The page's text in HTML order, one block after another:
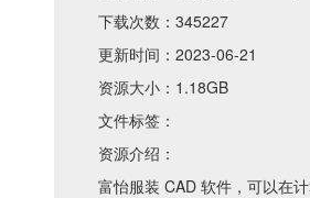
下载次数：345227
更新时间：2023-06-21
资源大小：1.18GB
文件标签：
资源介绍：
富怡服装 CAD 软件，可以在